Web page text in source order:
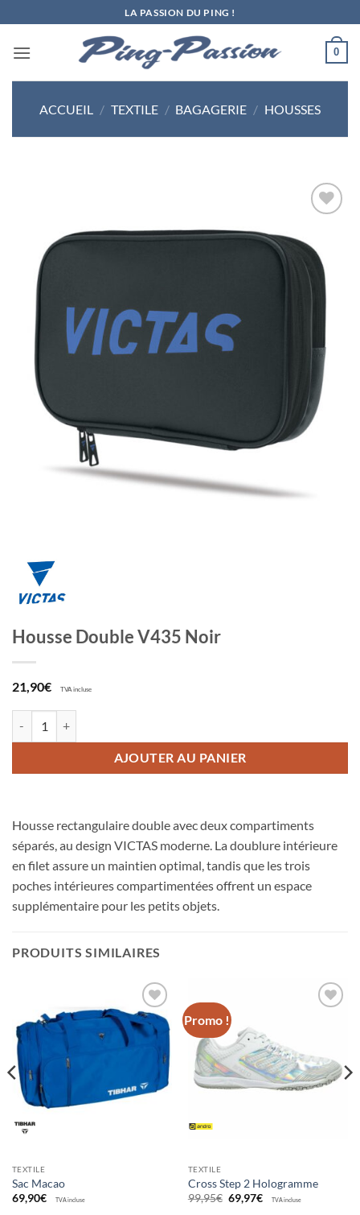
au
contenu
LA PASSION DU PING !
0
ACCUEIL / TEXTILE / BAGAGERIE / HOUSSES
aux
souhaits
Housse Double V435 Noir
21,90€ TVA incluse
AJOUTER AU PANIER
Housse rectangulaire double avec deux compartiments
séparés, au design VICTAS moderne. La doublure intérieure
en filet assure un maintien optimal, tandis que les trois
poches intérieures compartimentées offrent un espace
supplémentaire pour les petits objets.
PRODUITS SIMILAIRES
Ajouter
aux
souhaits
TEXTILE
Sac Macao
69,90€ TVA incluse
Promo !
TEXTILE
Cross Step 2 Hologramme
99,95€ Le
prix
69,97€LeTVA incluse